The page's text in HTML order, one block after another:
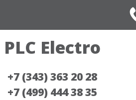
PLC Electro
+7 (343) 363 20 28
+7 (499) 444 38 35